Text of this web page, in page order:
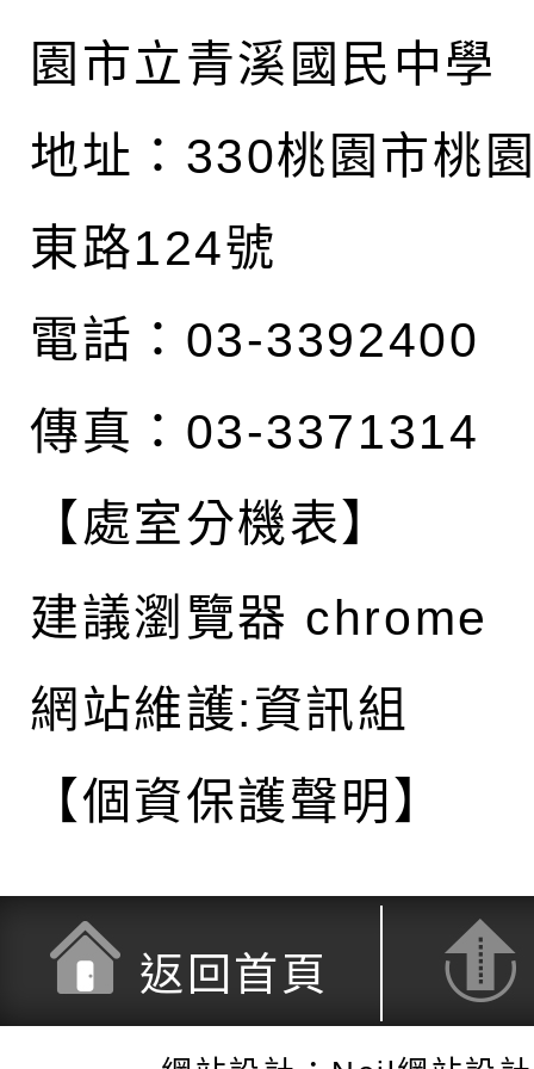
園市立青溪國民中學
地址： 330桃園市桃
東路124號
電話：03-3392400
傳真：03-3371314
【處室分機表】
建議瀏覽器 chrome
網站維護:資訊組
【個資保護聲明】
返回首頁